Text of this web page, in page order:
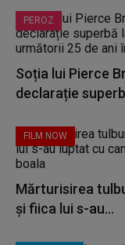
PEROZ
Soția lui Pierce
declarație
FILM NOW
Mărturisirea
și fiica lui s-au...